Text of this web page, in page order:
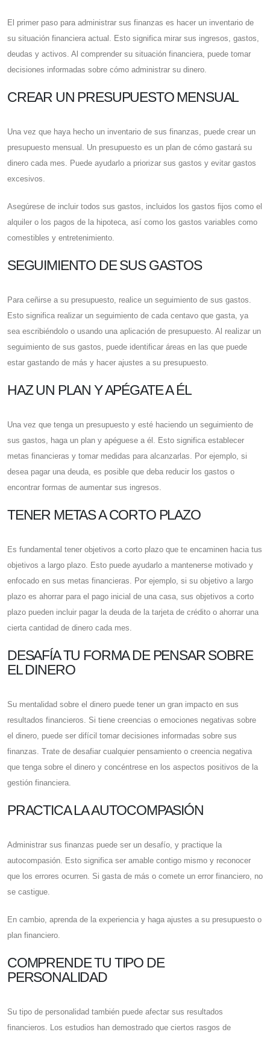
El primer paso para administrar sus finanzas es hacer un inventario de
su situación financiera actual. Esto significa mirar sus ingresos, gastos,
deudas y activos. Al comprender su situación financiera, puede tomar
decisiones informadas sobre cómo administrar su dinero.
CREAR UN PRESUPUESTO MENSUAL
Una vez que haya hecho un inventario de sus finanzas, puede crear un
presupuesto mensual. Un presupuesto es un plan de cómo gastará su
dinero cada mes. Puede ayudarlo a priorizar sus gastos y evitar gastos
excesivos.
Asegúrese de incluir todos sus gastos, incluidos los gastos fijos como el
alquiler o los pagos de la hipoteca, así como los gastos variables como
comestibles y entretenimiento.
SEGUIMIENTO DE SUS GASTOS
Para ceñirse a su presupuesto, realice un seguimiento de sus gastos.
Esto significa realizar un seguimiento de cada centavo que gasta, ya
sea escribiéndolo o usando una aplicación de presupuesto. Al realizar un
seguimiento de sus gastos, puede identificar áreas en las que puede
estar gastando de más y hacer ajustes a su presupuesto.
HAZ UN PLAN Y APÉGATE A ÉL
Una vez que tenga un presupuesto y esté haciendo un seguimiento de
sus gastos, haga un plan y apéguese a él. Esto significa establecer
metas financieras y tomar medidas para alcanzarlas. Por ejemplo, si
desea pagar una deuda, es posible que deba reducir los gastos o
encontrar formas de aumentar sus ingresos.
TENER METAS A CORTO PLAZO
Es fundamental tener objetivos a corto plazo que te encaminen hacia tus
objetivos a largo plazo. Esto puede ayudarlo a mantenerse motivado y
enfocado en sus metas financieras. Por ejemplo, si su objetivo a largo
plazo es ahorrar para el pago inicial de una casa, sus objetivos a corto
plazo pueden incluir pagar la deuda de la tarjeta de crédito o ahorrar una
cierta cantidad de dinero cada mes.
DESAFÍA TU FORMA DE PENSAR SOBRE
EL DINERO
Su mentalidad sobre el dinero puede tener un gran impacto en sus
resultados financieros. Si tiene creencias o emociones negativas sobre
el dinero, puede ser difícil tomar decisiones informadas sobre sus
finanzas. Trate de desafiar cualquier pensamiento o creencia negativa
que tenga sobre el dinero y concéntrese en los aspectos positivos de la
gestión financiera.
PRACTICA LA AUTOCOMPASIÓN
Administrar sus finanzas puede ser un desafío, y practique la
autocompasión. Esto significa ser amable contigo mismo y reconocer
que los errores ocurren. Si gasta de más o comete un error financiero, no
se castigue.
En cambio, aprenda de la experiencia y haga ajustes a su presupuesto o
plan financiero.
COMPRENDE TU TIPO DE
PERSONALIDAD
Su tipo de personalidad también puede afectar sus resultados
financieros. Los estudios han demostrado que ciertos rasgos de